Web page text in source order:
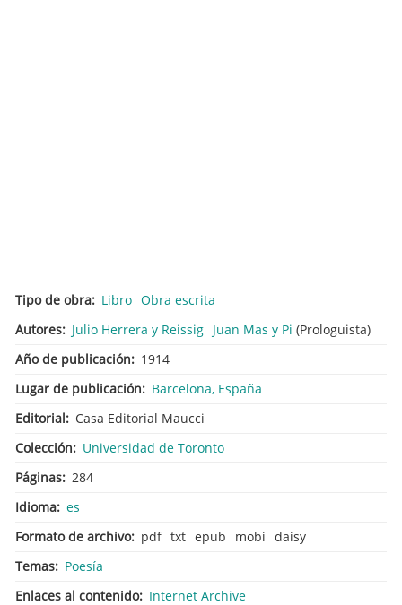
Tipo de obra Libro Obra escrita
Autores
Julio Herrera y Reissig Juan Mas y Pi (Prologuista)
Año de publicación
1914
Lugar de publicación
Barcelona, España
Editorial
Casa Editorial Maucci
Colección
Universidad de Toronto
Páginas
284
Idioma es
Formato de archivo
pdf txt epub mobi daisy
Temas
Poesía
Enlaces al contenido
Internet Archive